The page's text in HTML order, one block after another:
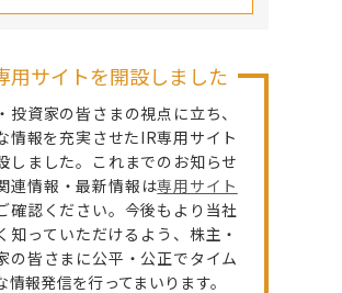
用サイトを開設しました
投資家の皆さまの視点に立ち、
情報を充実させたIR専用サイト
しました。これまでのお知らせ
連情報・最新情報は専用サイト
確認ください。今後もより当社
知っていただけるよう、株主・
の皆さまに公平・公正でタイム
情報発信を行ってまいります。